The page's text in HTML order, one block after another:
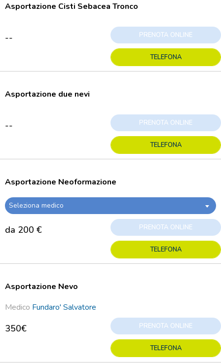
Asportazione Cisti Sebacea Tronco
-- PRENOTA ONLINE
TELEFONA
Asportazione due nevi
-- PRENOTA ONLINE
TELEFONA
Asportazione Neoformazione
Seleziona medico
da 200 € PRENOTA ONLINE
TELEFONA
Asportazione Nevo
Medico Fundaro' Salvatore
350€ PRENOTA ONLINE
TELEFONA